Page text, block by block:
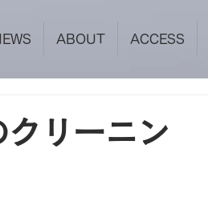
ABOUT ACCESS
リーニン